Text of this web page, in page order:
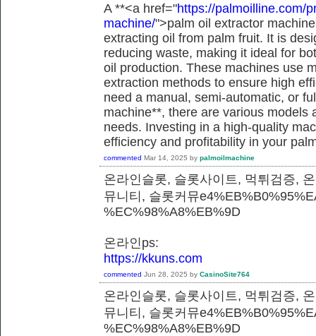
A **<a href="https://palmoilline.com/
machine/">palm oil extractor
extracting oil from palm fruit. It is
reducing waste, making it ideal for
oil production. These machines use
extraction methods to ensure high
need a manual, semi-automatic, or
machine**, there are various models
needs. Investing in a high-quality
efficiency and profitability in your
commented Mar 14, 2025 by palmoilmachine
온라인슬롯, 슬롯사이트, 먹튀검증,
뮤니티, 슬롯커뮤
%EC%98%A8%EB%9D
온라인ps:
https://kkuns.com
commented Jun 28, 2025 by CasinoSite764
온라인슬롯, 슬롯사이트, 먹튀검증,
뮤니티, 슬롯커뮤
%EC%98%A8%EB%9D